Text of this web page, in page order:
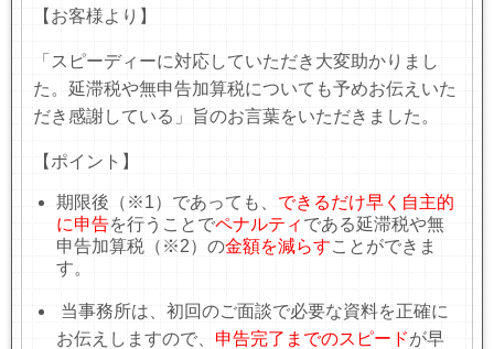
【お客様より】
「スピーディーに対応していただき大変助かりまし
た。延滞税や無申告加算税についても予めお伝えいた
だき感謝している」旨のお言葉をいただきました。
【ポイント】
期限後 （※1） であっても、 できるだけ早く自主的
に申告を行うことでペナルティ である延滞税や無
申告加算税 （※2） の金額を減らすことができま
す。
当事務所は、初回のご面談で必要な資料を正確に
お伝えしますので、 申告完了までのスピードが早